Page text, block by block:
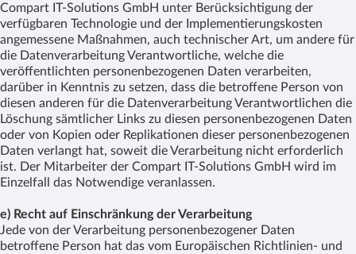
Compart IT-Solutions GmbH unter Berücksichtigung der
verfügbaren Technologie und der Implementierungskosten
angemessene Maßnahmen, auch technischer Art, um andere für
die Datenverarbeitung Verantwortliche, welche die
veröffentlichten personenbezogenen Daten verarbeiten,
darüber in Kenntnis zu setzen, dass die betroffene Person von
diesen anderen für die Datenverarbeitung Verantwortlichen die
Löschung sämtlicher Links zu diesen personenbezogenen Daten
oder von Kopien oder Replikationen dieser personenbezogenen
Daten verlangt hat, soweit die Verarbeitung nicht erforderlich
ist. Der Mitarbeiter der Compart IT-Solutions GmbH wird im
Einzelfall das Notwendige veranlassen.
e) Recht auf Einschränkung der Verarbeitung
Jede von der Verarbeitung personenbezogener Daten
betroffene Person hat das vom Europäischen Richtlinien- und